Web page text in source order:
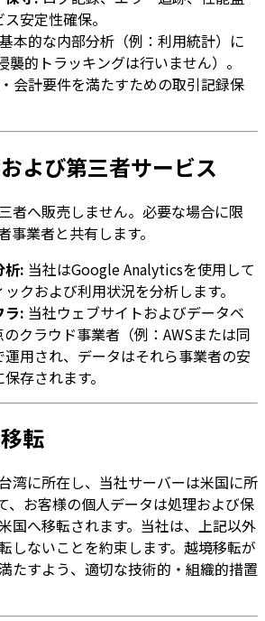
安定性確保。
基本的な内部分析（例：利用統計）に
襲的トラッキングは行いません）。
会計要件を満たすための取引記録保
よび第三者サービス
者へ販売しません。必要な場合に限
事業者と共有します。
析: 当社はGoogle Analyticsを使用して
クおよび利用状況を分析します。
ラ: 当社ウェブサイトおよびデータベ
クラウド事業者（例：AWSまたは同
用され、データはそれら事業者の安
存されます。
転
に所在し、当社サーバーは米国に所
、お客様の個人データは処理および保
国へ移転されます。当社は、上記以外
しないことを約束します。越境移転が
たすよう、適切な技術的・組織的措置